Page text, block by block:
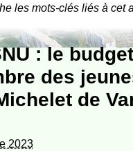
les mots-clés liés à cet
: le
des
de
2023